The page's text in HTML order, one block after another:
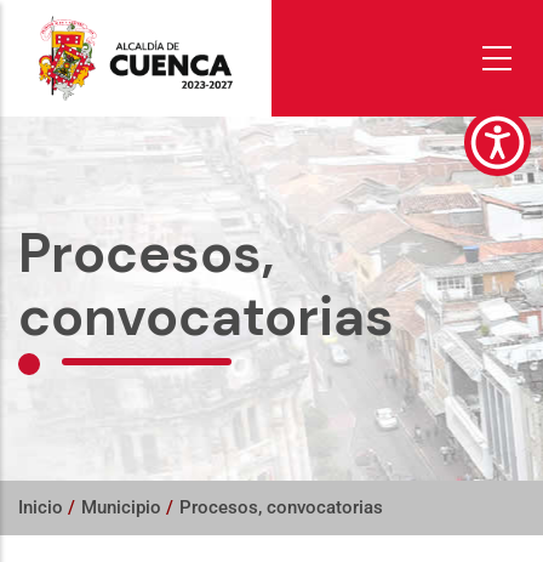
contenido
principal
Procesos,
convocatorias
Inicio / Municipio / Procesos, convocatorias